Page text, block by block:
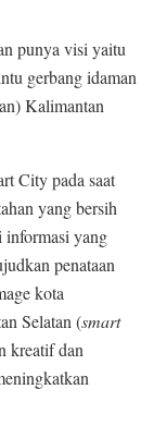
punya visi yaitu
gerbang idaman
Kalimantan
City pada saat
yang bersih
informasi yang
penataan
kota
Selatan (smart
kreatif dan